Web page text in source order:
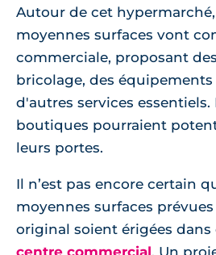
Autour de cet
moyennes surfaces vont
commerciale, proposant
bricolage, des
d'autres services essentiels.
boutiques pourraient
leurs portes.
Il n’est pas encore certain
moyennes surfaces
original soient érigées dans